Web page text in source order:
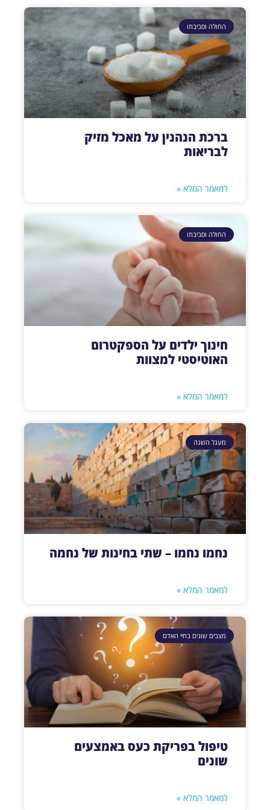
החולה וסביבתו
ברכת הנהנין על מאכל מזיק
לבריאות
למאמר המלא »
החולה וסביבתו
חינוך ילדים על הספקטרום
האוטיסטי למצוות
למאמר המלא »
מעגל השנה
נחמו נחמו – שתי בחינות של נחמה
למאמר המלא »
מצבים שונים בחיי האדם
טיפול בפריקת כעס באמצעים
שונים
למאמר המלא »